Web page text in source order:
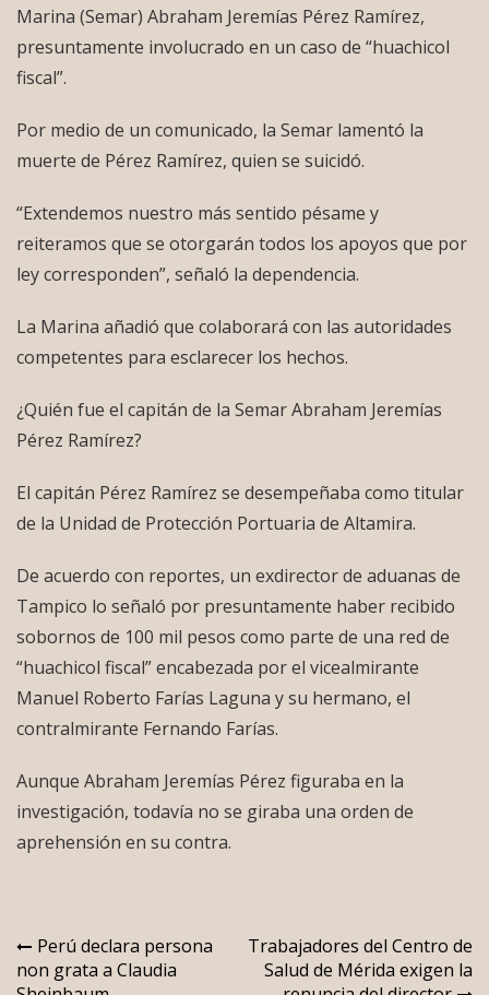
Marina (Semar) Abraham Jeremías Pérez Ramírez,
presuntamente involucrado en un caso de “huachicol
fiscal”.
Por medio de un comunicado, la Semar lamentó la
muerte de Pérez Ramírez, quien se suicidó.
“Extendemos nuestro más sentido pésame y
reiteramos que se otorgarán todos los apoyos que por
ley corresponden”, señaló la dependencia.
La Marina añadió que colaborará con las autoridades
competentes para esclarecer los hechos.
¿Quién fue el capitán de la Semar Abraham Jeremías
Pérez Ramírez?
El capitán Pérez Ramírez se desempeñaba como titular
de la Unidad de Protección Portuaria de Altamira.
De acuerdo con reportes, un exdirector de aduanas de
Tampico lo señaló por presuntamente haber recibido
sobornos de 100 mil pesos como parte de una red de
“huachicol fiscal” encabezada por el vicealmirante
Manuel Roberto Farías Laguna y su hermano, el
contralmirante Fernando Farías.
Aunque Abraham Jeremías Pérez figuraba en la
investigación, todavía no se giraba una orden de
aprehensión en su contra.
Navegación
de
Perú declara persona
non grata a Claudia
Trabajadores del Centro de
Salud de Mérida exigen la